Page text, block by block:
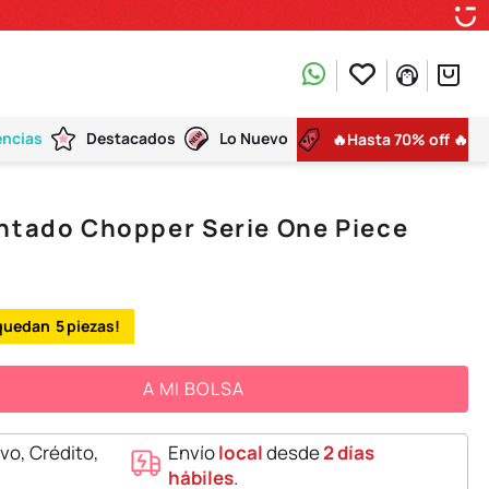
Destacados Lo Nuevo 🔥Hasta 70% off 🔥
Chopper Serie One Piece
5
A MI BOLSA
Crédito,
Envíolocaldesde2 días
hábiles.